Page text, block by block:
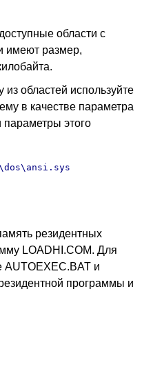
области с
имеют размер,
из областей используйте
в качестве параметра
параметры этого
резидентных
LOADHI.COM. Для
AUTOEXEC.BAT и
программы и